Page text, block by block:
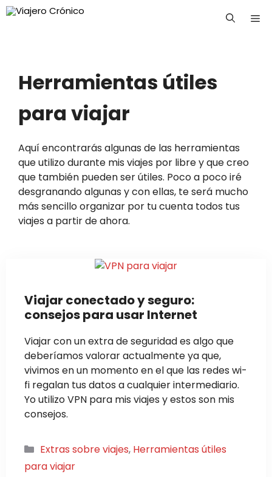
Saltar
Herramientas útiles
para viajar
Aquí encontrarás algunas de las herramientas
que utilizo durante mis viajes por libre y que creo
que también pueden ser útiles. Poco a poco iré
desgranando algunas y con ellas, te será mucho
más sencillo organizar por tu cuenta todos tus
viajes a partir de ahora.
Viajar conectado y seguro:
consejos para usar Internet
Viajar con un extra de seguridad es algo que
deberíamos valorar actualmente ya que,
vivimos en un momento en el que las redes wi-
fi regalan tus datos a cualquier intermediario.
Yo utilizo VPN para mis viajes y estos son mis
consejos.
Categorías
Extras sobre viajes, Herramientas útiles
para viajar